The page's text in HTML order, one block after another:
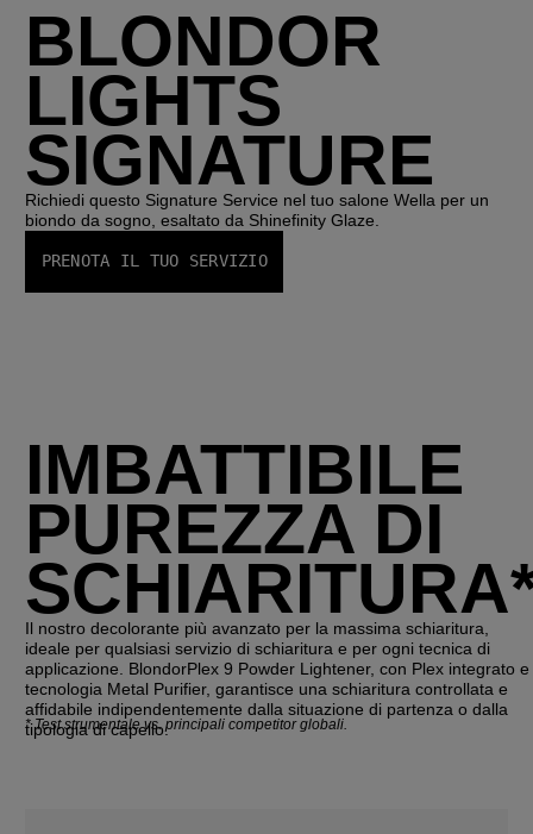
BLONDOR
LIGHTS
SIGNATURE
Richiedi questo Signature Service nel tuo salone Wella per un
biondo da sogno, esaltato da Shinefinity Glaze.
PRENOTA IL TUO SERVIZIO
IMBATTIBILE
PUREZZA DI
Il nostro decolorante più avanzato per la massima schiaritura,
ideale per qualsiasi servizio di schiaritura e per ogni tecnica di
applicazione. BlondorPlex 9 Powder Lightener, con Plex integrato e
tecnologia Metal Purifier, garantisce una schiaritura controllata e
affidabile indipendentemente dalla situazione di partenza o dalla
tipologia di capello.
* Test strumentale vs. principali competitor globali.